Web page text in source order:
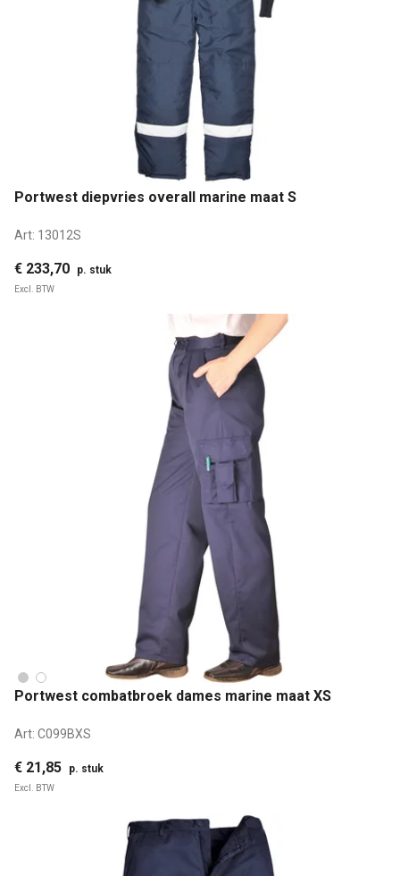
Portwest diepvries overall marine maat S
Art: 13012S
€ 233,70 p. stuk
Excl. BTW
Portwest combatbroek dames marine maat XS
Art: C099BXS
€ 21,85 p. stuk
Excl. BTW